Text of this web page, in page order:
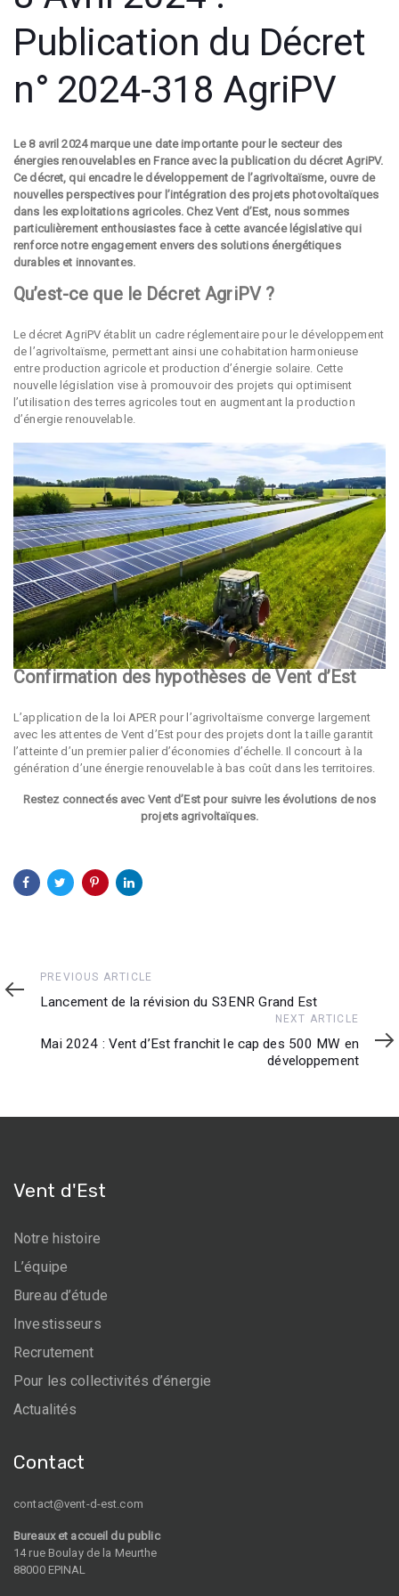
Publication du Décret
n° 2024-318 AgriPV
Le 8 avril 2024 marque une date importante pour le secteur des
énergies renouvelables en France avec la publication du décret AgriPV.
Ce décret, qui encadre le développement de l’agrivoltaïsme, ouvre de
nouvelles perspectives pour l’intégration des projets photovoltaïques
dans les exploitations agricoles. Chez Vent d’Est, nous sommes
particulièrement enthousiastes face à cette avancée législative qui
renforce notre engagement envers des solutions énergétiques
durables et innovantes.
Qu’est-ce que le Décret AgriPV ?
Le décret AgriPV établit un cadre réglementaire pour le développement
de l’agrivoltaïsme, permettant ainsi une cohabitation harmonieuse
entre production agricole et production d’énergie solaire. Cette
nouvelle législation vise à promouvoir des projets qui optimisent
l’utilisation des terres agricoles tout en augmentant la production
d’énergie renouvelable.
Confirmation des hypothèses de Vent d’Est
L’application de la loi APER pour l’agrivoltaïsme converge largement
avec les attentes de Vent d’Est pour des projets dont la taille garantit
l’atteinte d’un premier palier d’économies d’échelle. Il concourt à la
génération d’une énergie renouvelable à bas coût dans les territoires.
Restez connectés avec Vent d’Est pour suivre les évolutions de nos
projets agrivoltaïques.
Previous
Article
PREVIOUS ARTICLE
Lancement de la révision du S3ENR Grand Est
Article
NEXT ARTICLE
Mai 2024 : Vent d’Est franchit le cap des 500 MW en
développement
Vent d'Est
Notre histoire
L’équipe
Bureau d’étude
Investisseurs
Recrutement
Pour les collectivités d’énergie
Actualités
Contact
contact@vent-d-est.com
Bureaux et accueil du public
14 rue Boulay de la Meurthe
88000 EPINAL